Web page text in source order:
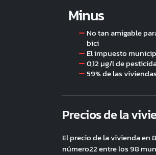
Minus
No tan amigable
bici
El impuesto
0,12 µg/l de
59% de las
Precios de la
El precio de la vivienda en
número22 entre los 98